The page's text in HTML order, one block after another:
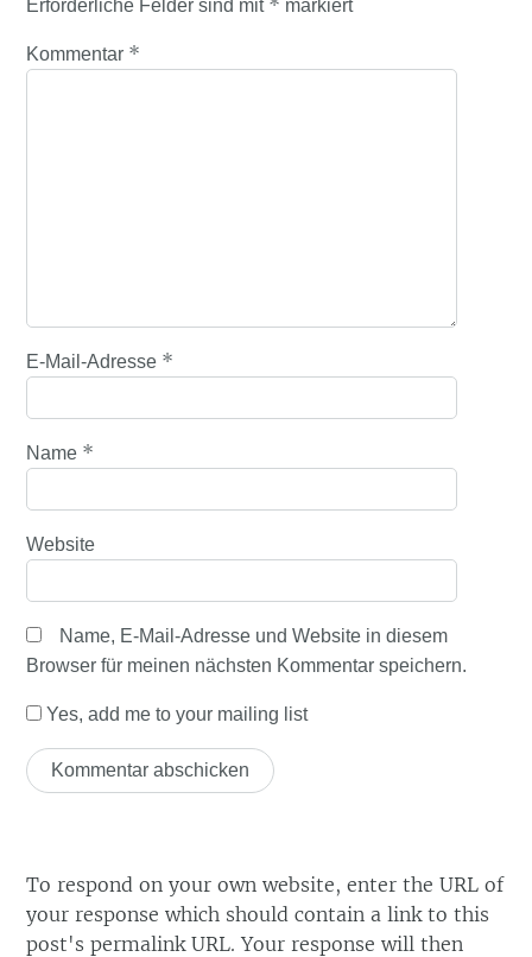
Erforderliche Felder sind mit markiert
Kommentar *
E-Mail-Adresse *
Name *
Website
Name, E-Mail-Adresse und Website in diesem
Browser für meinen nächsten Kommentar speichern.
Yes, add me to your mailing list
To respond on your own website, enter the URL of
your response which should contain a link to this
post's permalink URL. Your response will then